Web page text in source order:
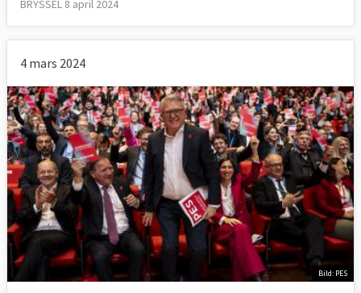
BRYSSEL 8 april 2024
4 mars 2024
Bild: PES